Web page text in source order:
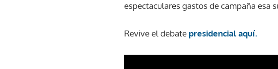
espectaculares gastos de campaña esa
Revive el debate presidencial aquí.